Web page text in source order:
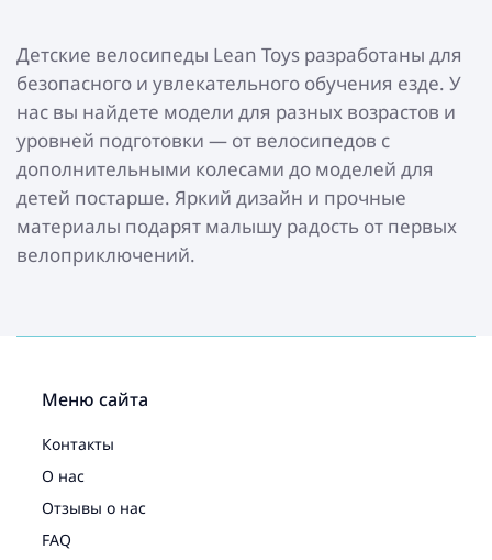
Детские велосипеды Lean Toys разработаны для
безопасного и увлекательного обучения езде. У
нас вы найдете модели для разных возрастов и
уровней подготовки — от велосипедов с
дополнительными колесами до моделей для
детей постарше. Яркий дизайн и прочные
материалы подарят малышу радость от первых
велоприключений.
Меню сайта
Контакты
О нас
Отзывы о нас
FAQ